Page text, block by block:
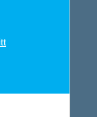
26
azonban,
itt